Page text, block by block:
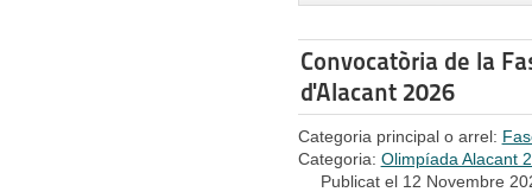
Convocatòria de la
d'Alacant 2026
Categoria principal o arrel:
Categoria: Olimpíada Alacant
Publicat el 12 Novembre